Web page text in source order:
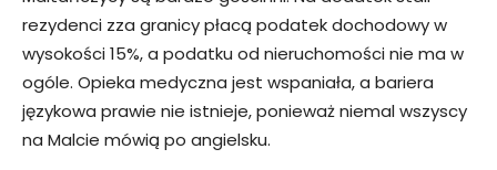
rezydenci zza granicy płacą podatek dochodowy w
wysokości 15%, a podatku od nieruchomości nie ma w
ogóle. Opieka medyczna jest wspaniała, a bariera
językowa prawie nie istnieje, ponieważ niemal wszyscy
na Malcie mówią po angielsku.